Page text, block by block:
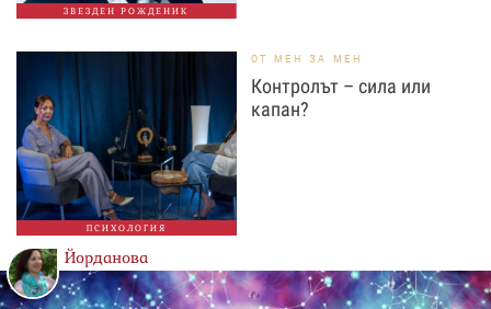
ЗВЕЗДЕН РОЖДЕНИК
ПСИХОЛОГИЯ
ОТ МЕН ЗА МЕН
Контролът – сила или
капан?
Йорданова